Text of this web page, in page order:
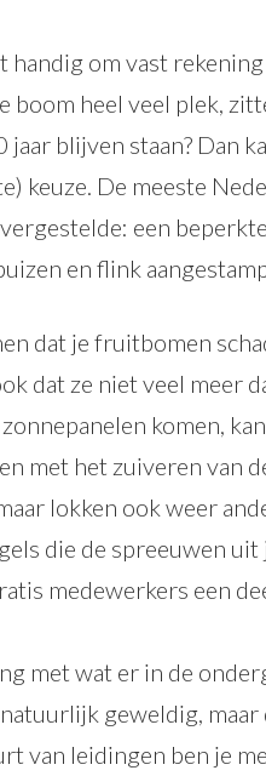
handig om vast
boom heel veel plek,
jaar blijven staan? Dan
keuze. De meeste
een
en flink
dat je fruitbomen
dat ze niet veel meer
zonnepanelen komen,
met het zuiveren van
lokken ook weer
die de spreeuwen
medewerkers een
met wat er in de
geweldig,
van leidingen ben je